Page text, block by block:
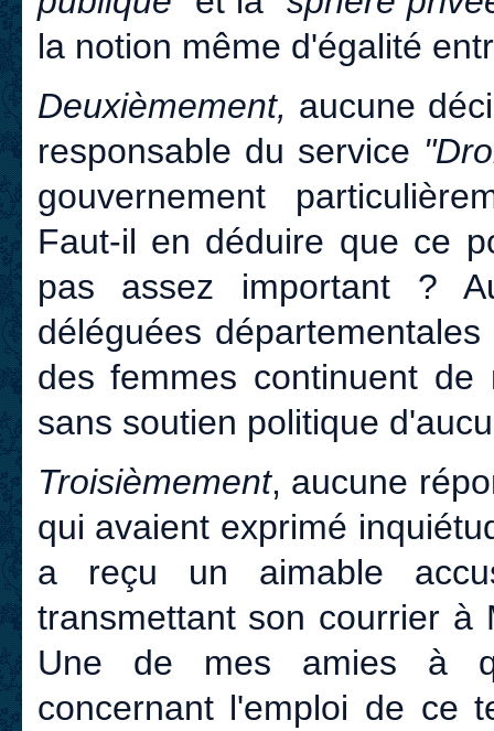
la notion même d'égalité
Deuxièmement, aucune
responsable du service
gouvernement
Faut-il en déduire que ce
pas assez important ?
déléguées
des femmes continuent
sans soutien politique
Troisièmement, aucune
qui avaient exprimé
a reçu un aimable
transmettant son courrier
Une de mes amies à
concernant l'emploi de ce